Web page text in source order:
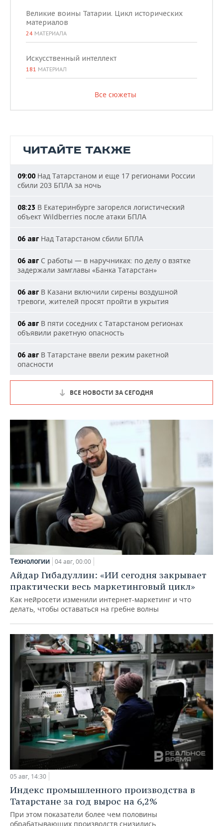
Великие воины Татарии. Цикл исторических
материалов
24 МАТЕРИАЛА
Искусственный интеллект
181 МАТЕРИАЛ
Все сюжеты
ЧИТАЙТЕ ТАКЖЕ
09:00 Над Татарстаном и еще 17 регионами России
сбили 203 БПЛА за ночь
08:23 В Екатеринбурге загорелся логистический
объект Wildberries после атаки БПЛА
06 авг Над Татарстаном сбили БПЛА
06 авг С работы — в наручниках: по делу о взятке
задержали замглавы «Банка Татарстан»
06 авг В Казани включили сирены воздушной
тревоги, жителей просят пройти в укрытия
06 авг В пяти соседних с Татарстаном регионах
объявили ракетную опасность
06 авг В Татарстане ввели режим ракетной
опасности
ВСЕ НОВОСТИ ЗА СЕГОДНЯ
Технологии 04 авг, 00:00
Айдар Гибадуллин: «ИИ сегодня закрывает
практически весь маркетинговый цикл»
Как нейросети изменили интернет-маркетинг и что
делать, чтобы оставаться на гребне волны
05 авг, 14:30
Индекс промышленного производства в
Татарстане за год вырос на 6,2%
При этом показатели более чем половины
обрабатывающих производств снизились